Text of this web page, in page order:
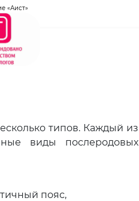
«Аист»
типов. Каждый из
виды послеродовых
пояс,